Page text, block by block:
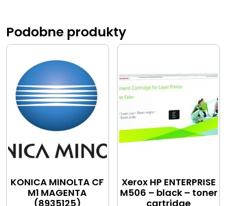
Podobne produkty
KONICA MINOLTA CF
M1 MAGENTA
(8935125)
Xerox HP ENTERPRISE
M506 – black – toner
cartridge